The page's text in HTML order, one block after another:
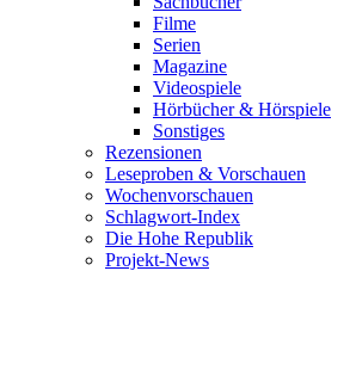
Filme
Serien
Magazine
Videospiele
Hörbücher & Hörspiele
Sonstiges
Rezensionen
Leseproben & Vorschauen
Wochenvorschauen
Schlagwort-Index
Die Hohe Republik
Projekt-News